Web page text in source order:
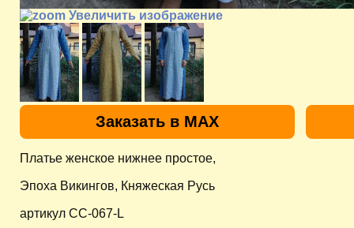
Увеличить изображение
Заказать в MAX
Платье женское нижнее простое,
Эпоха Викингов, Княжеская Русь
артикул CC-067-L